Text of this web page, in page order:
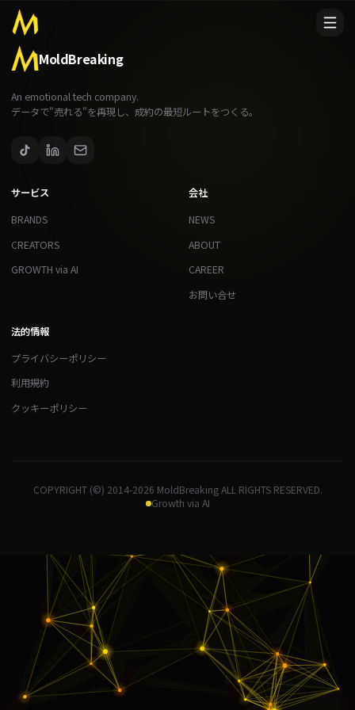
MoldBreaking
An emotional tech company.
データで"売れる"を再現し、成約の最短ルートをつくる。
サービス
BRANDS
CREATORS
GROWTH via AI
会社
NEWS
ABOUT
CAREER
お問い合せ
法的情報
プライバシーポリシー
利用規約
クッキーポリシー
COPYRIGHT (©) 2014-2026 MoldBreaking ALL RIGHTS RESERVED.
Growth via AI